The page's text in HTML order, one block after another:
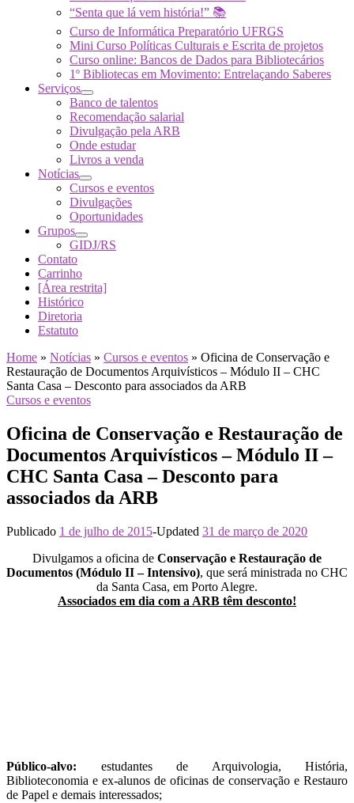
“Senta que lá vem história!” 📚
Curso de Informática Preparatório UFRGS
Mini Curso Políticas Culturais e Escrita de projetos
Curso online: Bancos de Dados para Bibliotecários
1º Bibliotecas em Movimento: Entrelaçando Saberes
Serviços
Banco de talentos
Recomendação salarial
Divulgação pela ARB
Onde estudar
Livros a venda
Notícias
Cursos e eventos
Divulgações
Oportunidades
Grupos
GIDJ/RS
Contato
Carrinho
[Área restrita]
Histórico
Diretoria
Estatuto
Home » Notícias » Cursos e eventos » Oficina de Conservação e
Restauração de Documentos Arquivísticos – Módulo II – CHC
Santa Casa – Desconto para associados da ARB
Cursos e eventos
Oficina de Conservação e Restauração de
Documentos Arquivísticos – Módulo II –
CHC Santa Casa – Desconto para
associados da ARB
Publicado 1 de julho de 2015-Updated 31 de março de 2020
Divulgamos a oficina de Conservação e Restauração de
Documentos (Módulo II – Intensivo), que será ministrada no CHC
da Santa Casa, em Porto Alegre.
Associados em dia com a ARB têm desconto!
Público-alvo: estudantes de Arquivologia, História,
Biblioteconomia e ex-alunos de oficinas de conservação e Restauro
de Papel e demais interessados;